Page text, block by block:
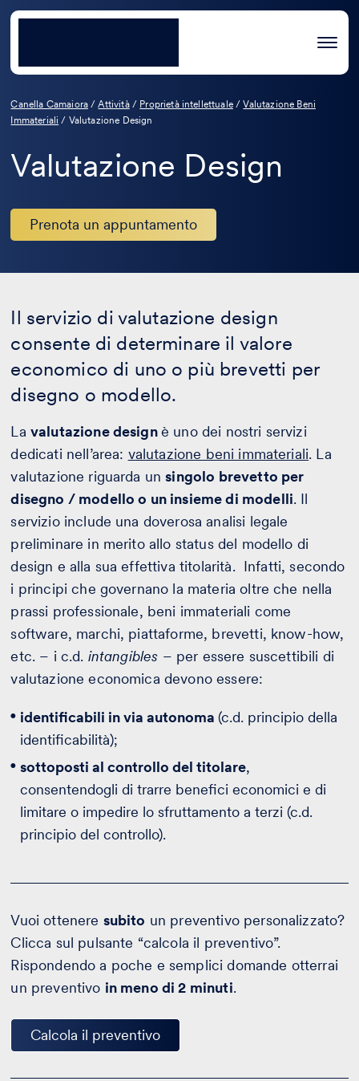
Canella Camaiora /Attività/ Proprietà intellettuale/Valutazione Beni
Immateriali / Valutazione Design
Valutazione Design
Prenota un appuntamento
Il servizio di valutazione design
consente di determinare il valore
economico di uno o più brevetti per
disegno o modello.
La valutazione designè uno dei nostri servizi
dedicati nell’area: valutazione beni immateriali. La
valutazione riguarda unsingolo brevetto per
disegno / modello o un insieme di modelli. Il
servizio include una doverosa analisi legale
preliminare in merito allo status del modello di
design e alla sua effettiva titolarità. Infatti, secondo
i principi che governano la materia oltre che nella
prassi professionale, beni immateriali come
software, marchi, piattaforme, brevetti, know-how,
etc. – i c.d. intangibles – per essere suscettibili di
valutazione economica devono essere:
identificabili in via autonoma(c.d. principio della
identificabilità);
sottoposti al controllo del titolare,
consentendogli di trarre benefici economici e di
limitare o impedire lo sfruttamento a terzi (c.d.
principio del controllo).
Vuoi ottenere subito un preventivo personalizzato?
Clicca sul pulsante “calcola il preventivo”.
Rispondendo a poche e semplici domande otterrai
un preventivo in meno di 2 minuti.
Calcola il preventivo